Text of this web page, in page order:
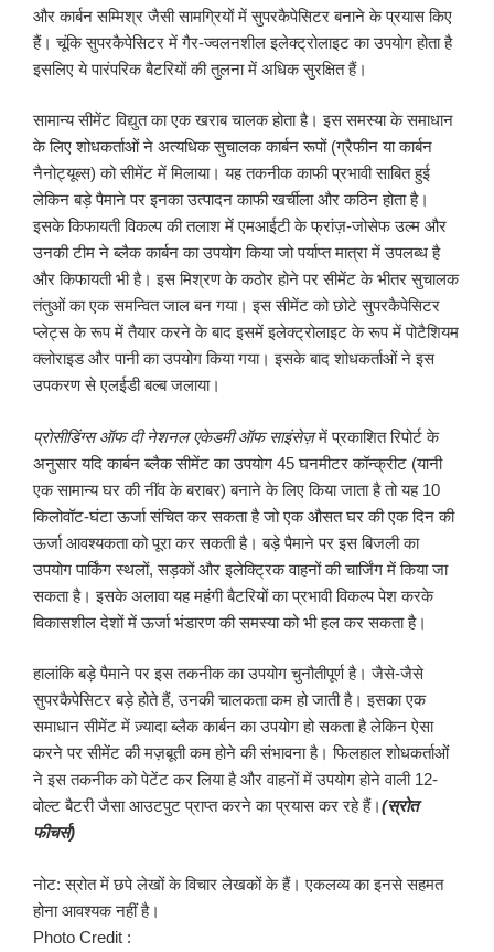
और कार्बन सम्मिश्र जैसी सामग्रियों में सुपरकैपेसिटर बनाने के प्रयास किए
हैं। चूंकि सुपरकैपेसिटर में गैर-ज्वलनशील इलेक्ट्रोलाइट का उपयोग होता है
इसलिए ये पारंपरिक बैटरियों की तुलना में अधिक सुरक्षित हैं।
सामान्य सीमेंट विद्युत का एक खराब चालक होता है। इस समस्या के समाधान
के लिए शोधकर्ताओं ने अत्यधिक सुचालक कार्बन रूपों (ग्रैफीन या कार्बन
नैनोट्यूब्स) को सीमेंट में मिलाया। यह तकनीक काफी प्रभावी साबित हुई
लेकिन बड़े पैमाने पर इनका उत्पादन काफी खर्चीला और कठिन होता है।
इसके किफायती विकल्प की तलाश में एमआईटी के फ्रांज़-जोसेफ उल्म और
उनकी टीम ने ब्लैक कार्बन का उपयोग किया जो पर्याप्त मात्रा में उपलब्ध है
और किफायती भी है। इस मिश्रण के कठोर होने पर सीमेंट के भीतर सुचालक
तंतुओं का एक समन्वित जाल बन गया। इस सीमेंट को छोटे सुपरकैपेसिटर
प्लेट्स के रूप में तैयार करने के बाद इसमें इलेक्ट्रोलाइट के रूप में पोटैशियम
क्लोराइड और पानी का उपयोग किया गया। इसके बाद शोधकर्ताओं ने इस
उपकरण से एलईडी बल्ब जलाया।
प्रोसीडिंग्स ऑफ दी नेशनल एकेडमी ऑफ साइंसेज़में प्रकाशित रिपोर्ट के
अनुसार यदि कार्बन ब्लैक सीमेंट का उपयोग 45 घनमीटर कॉन्क्रीट (यानी
एक सामान्य घर की नींव के बराबर) बनाने के लिए किया जाता है तो यह 10
किलोवॉट-घंटा ऊर्जा संचित कर सकता है जो एक औसत घर की एक दिन की
ऊर्जा आवश्यकता को पूरा कर सकती है। बड़े पैमाने पर इस बिजली का
उपयोग पार्किंग स्थलों, सड़कों और इलेक्ट्रिक वाहनों की चार्जिंग में किया जा
सकता है। इसके अलावा यह महंगी बैटरियों का प्रभावी विकल्प पेश करके
विकासशील देशों में ऊर्जा भंडारण की समस्या को भी हल कर सकता है।
हालांकि बड़े पैमाने पर इस तकनीक का उपयोग चुनौतीपूर्ण है। जैसे-जैसे
सुपरकैपेसिटर बड़े होते हैं, उनकी चालकता कम हो जाती है। इसका एक
समाधान सीमेंट में ज़्यादा ब्लैक कार्बन का उपयोग हो सकता है लेकिन ऐसा
करने पर सीमेंट की मज़बूती कम होने की संभावना है। फिलहाल शोधकर्ताओं
ने इस तकनीक को पेटेंट कर लिया है और वाहनों में उपयोग होने वाली 12-
वोल्ट बैटरी जैसा आउटपुट प्राप्त करने का प्रयास कर रहे हैं।(स्रोत
फीचर्स)
नोट: स्रोत में छपे लेखों के विचार लेखकों के हैं। एकलव्य का इनसे सहमत
होना आवश्यक नहीं है।
Photo Credit :